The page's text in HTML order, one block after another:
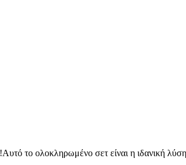
το ολοκληρωμένο σετ είναι η ιδανική